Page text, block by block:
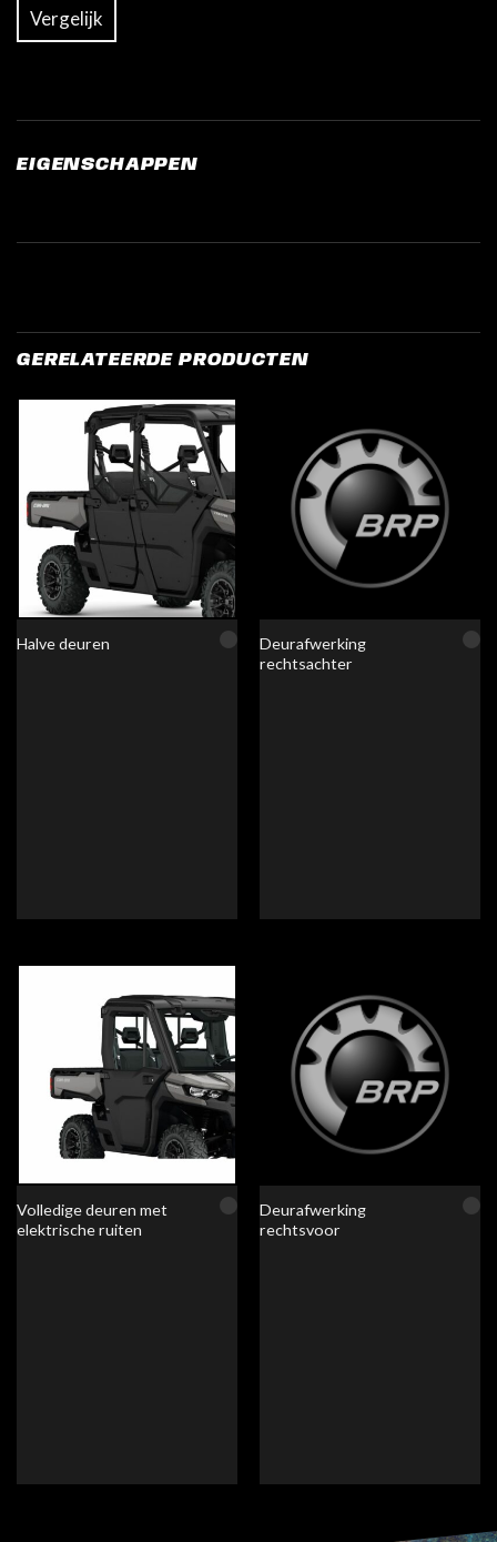
Vergelijk
EIGENSCHAPPEN
GERELATEERDE PRODUCTEN
Halve deuren
Deurafwerking
rechtsachter
Volledige deuren met
elektrische ruiten
Deurafwerking
rechtsvoor